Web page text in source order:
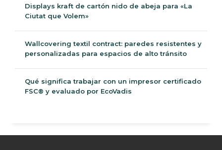
Backlit dinámico: una caja de luz, dos mensajes
para campañas de mayor impacto
Displays kraft de cartón nido de abeja para «La
Ciutat que Volem»
Wallcovering textil contract: paredes resistentes y
personalizadas para espacios de alto tránsito